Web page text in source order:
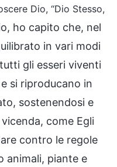
Dio, “Dio Stesso,
ho capito che, nel
in vari modi
gli esseri viventi
si riproducano in
sostenendosi e
come Egli
contro le regole
animali, piante e